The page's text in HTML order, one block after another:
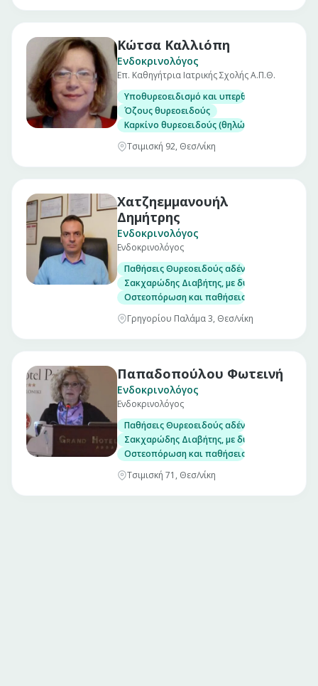
Κώτσα Καλλιόπη
Ενδοκρινολόγος
Επ. Καθηγήτρια Ιατρικής Σχολής Α.Π.Θ.
Υποθυρεοειδισμό και υπερθυρεοειδισμό
Όζους θυρεοειδούς
Καρκίνο θυρεοειδούς (θηλώδες,
Τσιμισκή 92, Θεσ/νίκη
Χατζηεμμανουήλ
Δημήτρης
Ενδοκρινολόγος
Ενδοκρινολόγος
Παθήσεις Θυρεοειδούς αδένα, με
Σακχαρώδης Διαβήτης, με δυνατότητα
Οστεοπόρωση και παθήσεις μεταβολισμού
Γρηγορίου Παλάμα 3, Θεσ/νίκη
Παπαδοπούλου Φωτεινή
Ενδοκρινολόγος
Ενδοκρινολόγος
Παθήσεις Θυρεοειδούς αδένα, με
Σακχαρώδης Διαβήτης, με δυνατότητα
Οστεοπόρωση και παθήσεις μεταβολισμού
Τσιμισκή 71, Θεσ/νίκη